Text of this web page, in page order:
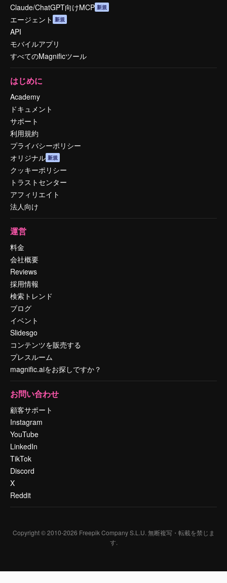
Claude/ChatGPT向けMCP 新規
エージェント 新規
API
モバイルアプリ
すべてのMagnificツール
はじめに
Academy
ドキュメント
サポート
利用規約
プライバシーポリシー
オリジナル 新規
クッキーポリシー
トラストセンター
アフィリエイト
法人向け
運営
料金
会社概要
Reviews
採用情報
検索トレンド
ブログ
イベント
Slidesgo
コンテンツを販売する
プレスルーム
magnific.aiをお探しですか？
お問い合わせ
顧客サポート
Instagram
YouTube
LinkedIn
TikTok
Discord
X
Reddit
Copyright © 2010-2026 Freepik Company S.L.U. 無断複写・転載を禁じま
す.